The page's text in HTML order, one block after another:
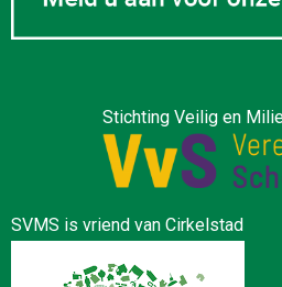
Stichting Veilig en
SVMS is vriend van Cirkelstad